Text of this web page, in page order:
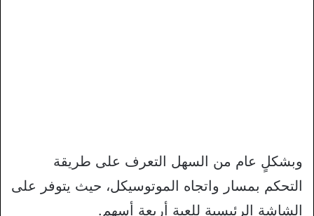
وبشكلٍ عام من السهل التعرف على طريقة
التحكم بمسار واتجاه الموتوسيكل، حيث يتوفر على
الشاشة الرئيسية للعبة أربعة أسهم.